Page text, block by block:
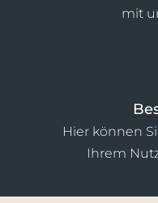
mit
Hier können
Ihrem